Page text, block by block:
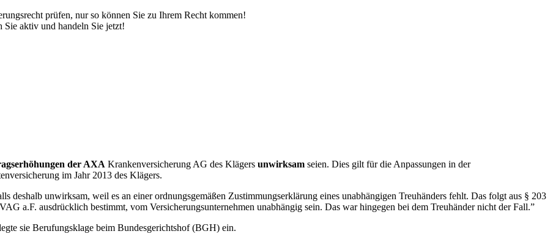
prüfen, nur so können Sie zu Ihrem Recht kommen!
Sie aktiv und handeln Sie jetzt!
der AXA Krankenversicherung AG des Klägers unwirksam seien. Dies gilt für die Anpassungen in der
im Jahr 2013 des Klägers.
deshalb unwirksam, weil es an einer ordnungs­gemäßen Zustimmungserklärung eines unabhängigen Treuhänders fehlt. Das folgt aus § 203
a.F. ausdrücklich bestimmt, vom Versicherungs­unter­nehmen unabhängig sein. Das war hingegen bei dem Treuhänder nicht der Fall.”
sie Berufungsklage beim Bundesgerichtshof (BGH) ein.